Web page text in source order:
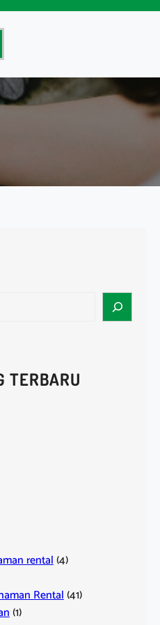
TERBARU
rental(4)
Rental(41)
(1)